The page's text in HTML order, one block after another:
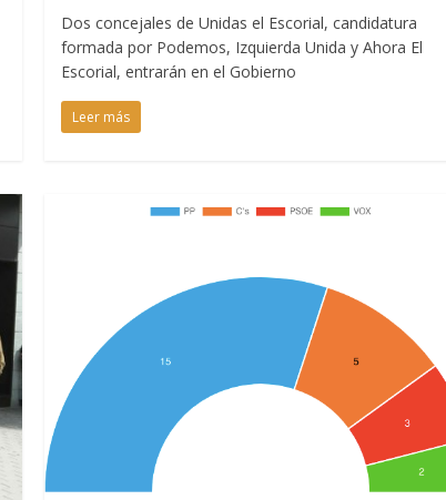
Dos concejales de Unidas el Escorial, candidatura
formada por Podemos, Izquierda Unida y Ahora El
Escorial, entrarán en el Gobierno
Leer más